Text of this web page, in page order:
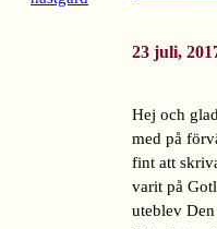
23 juli,
Hej och
med på
fint att
varit på
uteblev